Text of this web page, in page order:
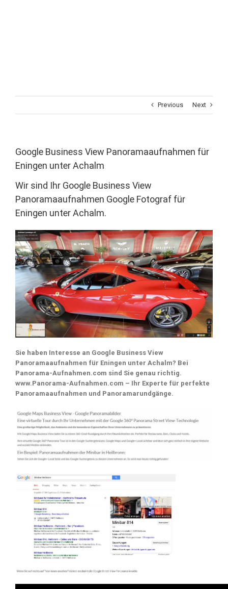
Previous Next
Google Business View Panoramaaufnahmen für
Eningen unter Achalm
Wir sind Ihr Google Business View
Panoramaaufnahmen Google Fotograf für
Eningen unter Achalm.
Sie haben Interesse an Google Business View
Panoramaaufnahmen für Eningen unter Achalm? Bei
Panorama-Aufnahmen.com sind Sie genau richtig.
www.Panorama-Aufnahmen.com – Ihr Experte für perfekte
Panoramaaufnahmen und Panoramarundgänge.